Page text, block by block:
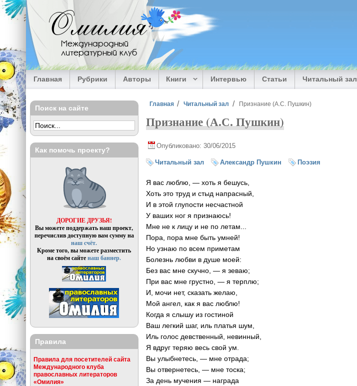
Перейти к основному содержанию
Омилия
Международный
литературный клуб
Главная Рубрики Авторы Книги Интервью Статьи Читальный зал
Вы здесь
Главная Читальный зал Признание (А.С. Пушкин)
Признание (А.С. Пушкин)
Опубликовано: 30/06/2015
Читальный зал Александр Пушкин Поэзия
Я вас люблю, — хоть я бешусь,
Хоть это труд и стыд напрасный,
И в этой глупости несчастной
У ваших ног я признаюсь!
Мне не к лицу и не по летам...
Пора, пора мне быть умней!
Но узнаю по всем приметам
Болезнь любви в душе моей:
Без вас мне скучно, — я зеваю;
При вас мне грустно, — я терплю;
И, мочи нет, сказать желаю,
Мой ангел, как я вас люблю!
Когда я слышу из гостиной
Ваш легкий шаг, иль платья шум,
Иль голос девственный, невинный,
Я вдруг теряю весь свой ум.
Вы улыбнетесь, — мне отрада;
Вы отвернетесь, — мне тоска;
За день мучения — награда
Поиск на сайте
Как помочь проекту?
ДОРОГИЕ ДРУЗЬЯ!
Вы можете поддержать наш проект,
перечислив доступную вам сумму на
наш счёт.
Кроме того, вы можете разместить
на своём сайтенаш баннер.
Правила
Правила для посетителей сайта
Международного клуба
православных литераторов
«Омилия»